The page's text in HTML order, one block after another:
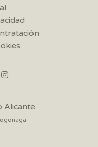
Alicante